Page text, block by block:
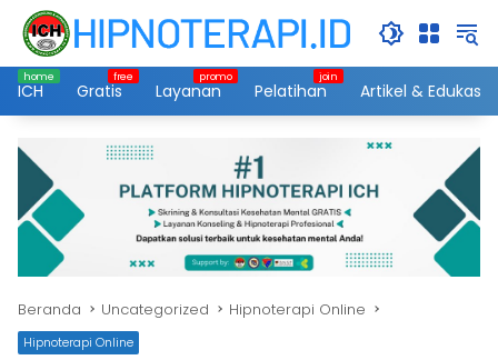
Langsung
konten
ICH
Gratis Layanan Pelatihan Artikel & Edukasi
Beranda Uncategorized Hipnoterapi Online
Hipnoterapi Online